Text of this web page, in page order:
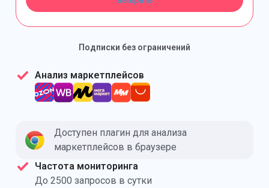
Подписки без ограничений
Анализ маркетплейсов
Доступен плагин для анализа
маркетплейсов в браузере
Частота мониторинга
До 2500 запросов в сутки